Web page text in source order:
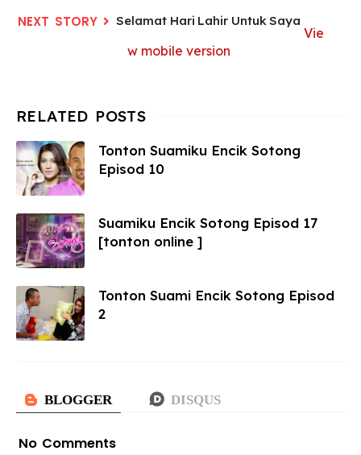
Selamat Hari Lahir Untuk Saya
Vie
w mobile version
Tonton Suamiku Encik Sotong
Episod 10
Suamiku Encik Sotong Episod 17
[tonton online ]
Tonton Suami Encik Sotong Episod
2
No Comments